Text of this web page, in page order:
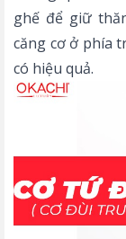
ghế để giữ
căng cơ ở phía
có hiệu quả.